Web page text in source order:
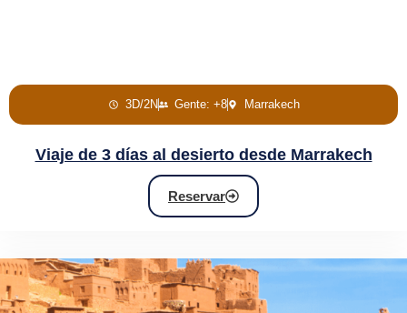
3D/2N Gente: +8 Marrakech
Viaje de 3 días al desierto desde Marrakech
Reservar